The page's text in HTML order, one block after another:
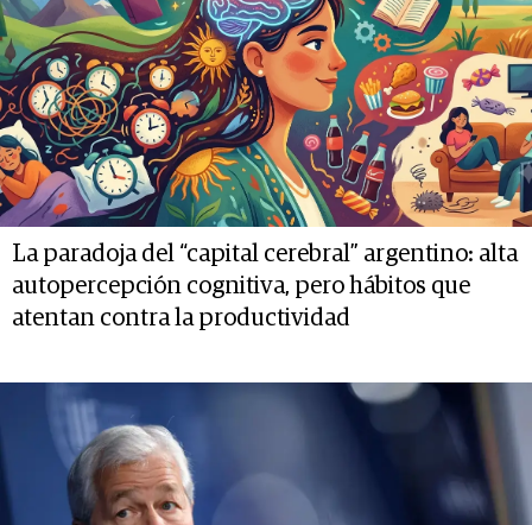
La paradoja del “capital cerebral” argentino: alta
autopercepción cognitiva, pero hábitos que
atentan contra la productividad